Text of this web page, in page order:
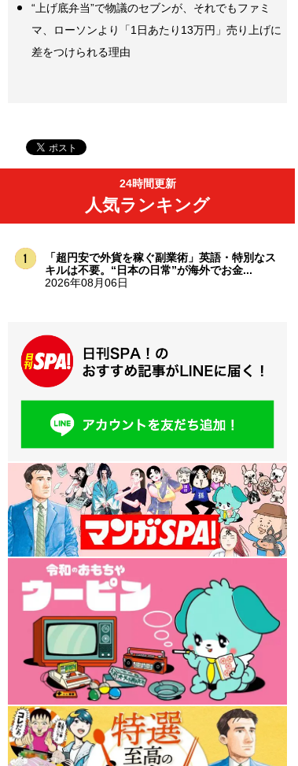
“上げ底弁当”で物議のセブンが、それでもファミ
マ、ローソンより「1日あたり13万円」売り上げに
差をつけられる理由
24時間更新
人気ランキング
「超円安で外貨を稼ぐ副業術」英語・特別なス
キルは不要。“日本の日常”が海外でお金...
2026年08月06日